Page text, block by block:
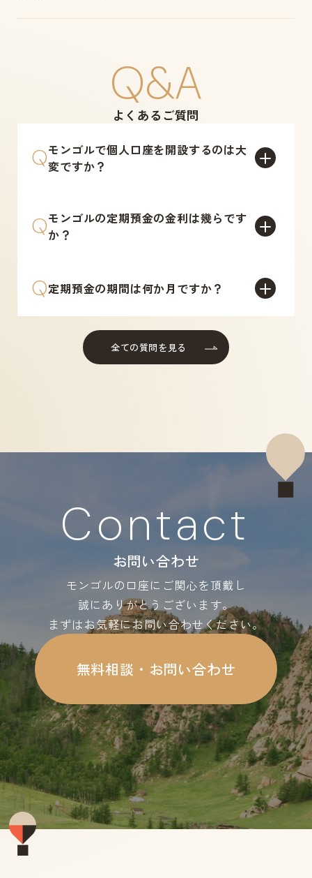
Q&A
よくあるご質問
Qモンゴルで個人口座を開設するのは大
変ですか？
Qモンゴルの定期預金の金利は幾らです
か？
Q定期預金の期間は何か月ですか？
全ての質問を見る
Contact
お問い合わせ
モンゴルの口座にご関心を頂戴し
誠にありがとうございます。
まずはお気軽にお問い合わせください。
無料相談・お問い合わせ